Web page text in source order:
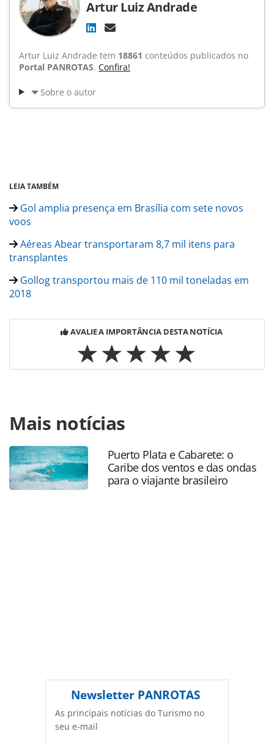
Artur Luiz Andrade
Artur Luiz Andrade tem 18861 conteúdos publicados no
Portal PANROTAS. Confira!
Sobre o autor
LEIA TAMBÉM
Gol amplia presença em Brasília com sete novos
voos
Aéreas Abear transportaram 8,7 mil itens para
transplantes
Gollog transportou mais de 110 mil toneladas em
2018
AVALIE A IMPORTÂNCIA DESTA NOTÍCIA
https://www.panrotas.com.br/aviacao/empresas/2019/02/
tem-aumento-de-demanda-e-ocupacao-em-
janeiro_162073.html ou as ferramentas oferecidas na
página. Todo o conteúdo produzido pela PANROTAS
Editora é protegido pela legislação brasileira sobre direito
autoral. Não reproduza o conteúdo sem autorização da
Mais notícias
Puerto Plata e Cabarete: o
Caribe dos ventos e das ondas
para o viajante brasileiro
Newsletter PANROTAS
As principais notícias do Turismo no
seu e-mail